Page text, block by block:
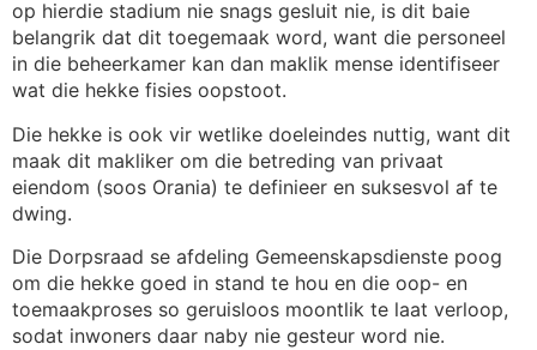
op hierdie stadium nie snags gesluit nie, is dit baie
belangrik dat dit toegemaak word, want die personeel
in die beheerkamer kan dan maklik mense identifiseer
wat die hekke fisies oopstoot.
Die hekke is ook vir wetlike doeleindes nuttig, want dit
maak dit makliker om die betreding van privaat
eiendom (soos Orania) te definieer en suksesvol af te
dwing.
Die Dorpsraad se afdeling Gemeenskapsdienste poog
om die hekke goed in stand te hou en die oop- en
toemaakproses so geruisloos moontlik te laat verloop,
sodat inwoners daar naby nie gesteur word nie.